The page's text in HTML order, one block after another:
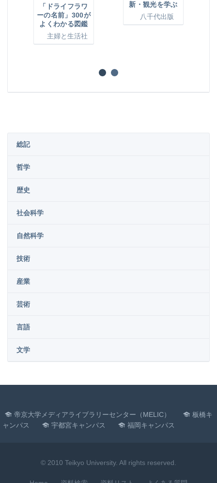
「ドライフラワ
ーの名前」300が
よくわかる図鑑
主婦と生活社
新・観光を学ぶ
八千代出版
総記
哲学
歴史
社会科学
自然科学
技術
産業
芸術
言語
文学
帝京大学メディアライブラリーセンター（MELIC）
板橋キ
ャンパス
宇都宮キャンパス 福岡キャンパス
© 2010 Teikyo University. All rights reserved.